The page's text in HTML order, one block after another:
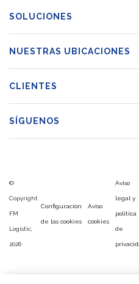
SOLUCIONES
NUESTRAS UBICACIONES
CLIENTES
SÍGUENOS
©
Copyright
FM
Logistic,
2026
Configuración
de las cookies
Aviso
cookies
Aviso
legal y
política
de